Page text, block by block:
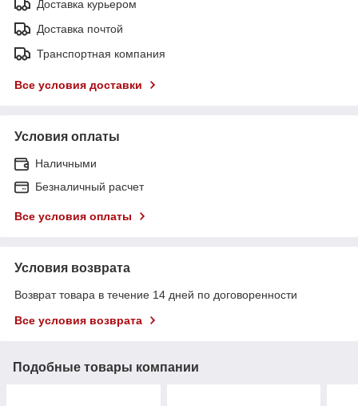
Доставка курьером
Доставка почтой
Транспортная компания
Все условия доставки
Условия оплаты
Наличными
Безналичный расчет
Все условия оплаты
Условия возврата
Возврат товара в течение 14 дней по договоренности
Все условия возврата
Подобные товары компании